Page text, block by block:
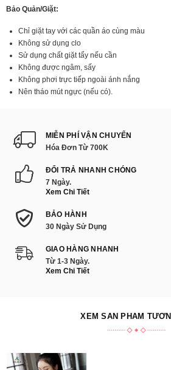
Bảo Quản/Giặt:
Chỉ giặt tay với các quần áo cùng màu
Không sử dụng clo
Sử dụng chất giặt tẩy nếu cần
Không được ngâm, sấy
Không phơi trực tiếp ngoài ánh nắng
Nên tháo mút ngực (nếu có).
MIỄN PHÍ VẬN CHUYỂN
Hóa Đơn Từ 700K
ĐỔI TRẢ NHANH CHÓNG
7 Ngày.
Xem Chi Tiết
BẢO HÀNH
30 Ngày Sử Dụng
GIAO HÀNG NHANH
Từ 1-3 Ngày.
Xem Chi Tiết
XEM SẢN PHẨM